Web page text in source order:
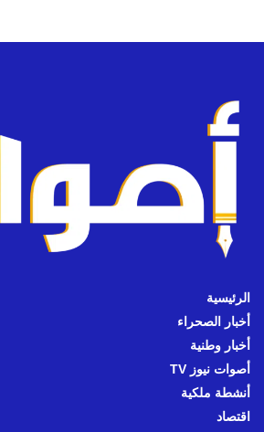
الرئيسية
أخبار الصحراء
أخبار وطنية
أصوات نيوز TV
أنشطة ملكية
اقتصاد